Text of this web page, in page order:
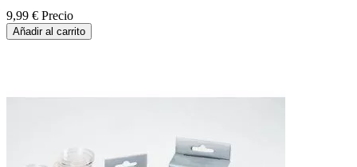
9,99 € Precio
Añadir al carrito